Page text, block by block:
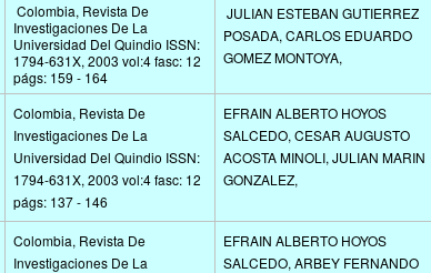
Colombia, Revista De
Investigaciones De La
Universidad Del Quindio ISSN:
1794-631X, 2003 vol:4 fasc: 12
págs: 159 - 164
JULIAN ESTEBAN GUTIERREZ
POSADA, CARLOS EDUARDO
GOMEZ MONTOYA,
Colombia, Revista De
Investigaciones De La
Universidad Del Quindio ISSN:
1794-631X, 2003 vol:4 fasc: 12
págs: 137 - 146
EFRAIN ALBERTO HOYOS
SALCEDO, CESAR AUGUSTO
ACOSTA MINOLI, JULIAN MARIN
GONZALEZ,
Colombia, Revista De
Investigaciones De La
EFRAIN ALBERTO HOYOS
SALCEDO, ARBEY FERNANDO